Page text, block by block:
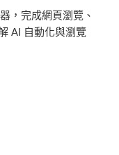
，完成網頁瀏覽、
AI 自動化與瀏覽